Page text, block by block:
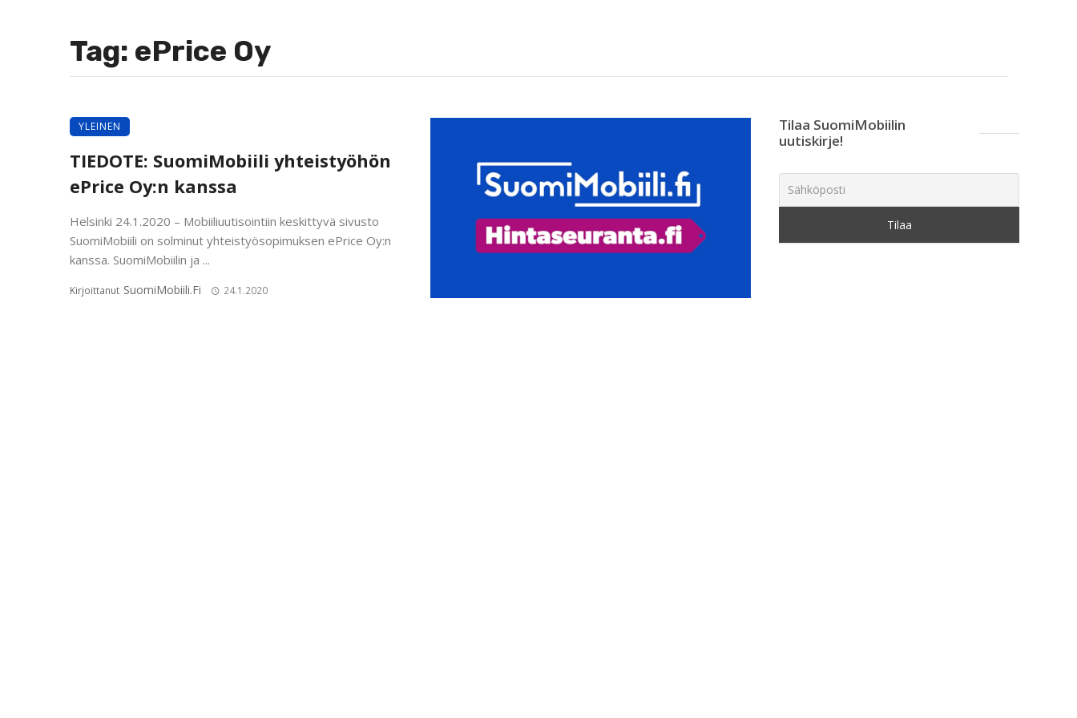
Tag: ePrice Oy
YLEINEN
TIEDOTE: SuomiMobiili yhteistyöhön
ePrice Oy:n kanssa
Helsinki 24.1.2020 – Mobiiliuutisointiin keskittyvä sivusto
SuomiMobiili on solminut yhteistyösopimuksen ePrice Oy:n
kanssa. SuomiMobiilin ja ...
Kirjoittanut SuomiMobiili.fi 24.1.2020
Tilaa SuomiMobiilin
uutiskirje!